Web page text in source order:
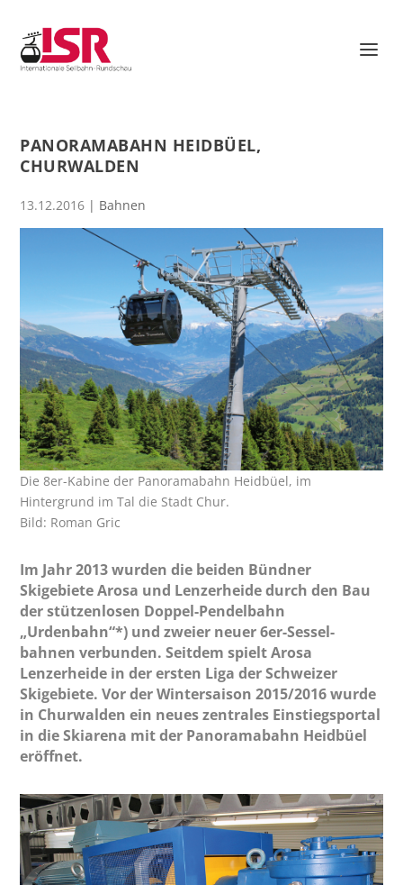
PANORAMABAHN HEIDBÜEL,
CHURWALDEN
13.12.2016 | Bahnen
Die 8er-Kabine der Panoramabahn Heidbüel, im
Hintergrund im Tal die Stadt Chur.
Bild: Roman Gric
Im Jahr 2013 wurden die beiden Bündner
Skigebiete Arosa und Lenzerheide durch den Bau
der stützenlosen Doppel-Pendelbahn
„Urdenbahn“*) und zweier neuer 6er-Sessel­
bahnen verbunden. Seitdem spielt Arosa
Lenzerheide in der ersten Liga der Schweizer
Skige­biete. Vor der Wintersaison 2015/2016 wurde
in Churwalden ein neues zentrales Einstiegsportal
in die Skiarena mit der Panoramabahn Heidbüel
eröffnet.